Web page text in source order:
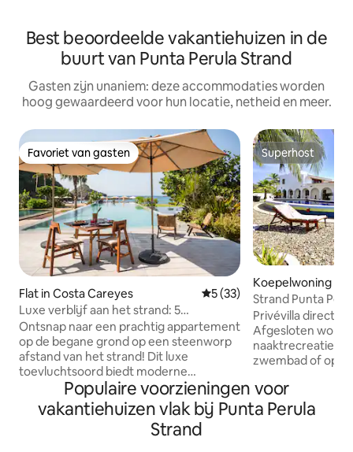
Best beoordeelde vakantiehuizen in de
buurt van Punta Perula Strand
Gasten zijn unaniem: deze accommodaties worden
hoog gewaardeerd voor hun locatie, netheid en meer.
Favoriet van gasten
Favoriet van gasten
Flat in Costa Careyes Gemiddelde beoordeling
5 (33)
Luxe verblijf aan het strand: 5
zwembaden!
Ontsnap naar een prachtig appartement
op de begane grond op een steenworp
afstand van het strand! Dit luxe
toevluchtsoord biedt moderne
elegantie, een volledig uitgeruste
keuken en een eigen patio en terras
voor serene ochtenden. Duik in
ontspanning met toegang tot 5
Superhost
Superhost
Koepelwoning in
Strand Punta
Tiburon
Privévilla direct
Afgesloten
naaktrecreatie.
zwembad of op
slaapkamers,
één met een
bed. Wifi ,TV,
Populaire voorzieningen voor
vakantiehuizen vlak bij Punta Perula
Strand